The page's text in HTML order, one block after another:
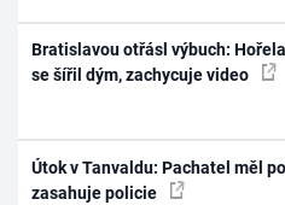
Bratislavou otřásl výbuch:
se šířil dým, zachycuje video
Útok v Tanvaldu: Pachatel měl
zasahuje policie